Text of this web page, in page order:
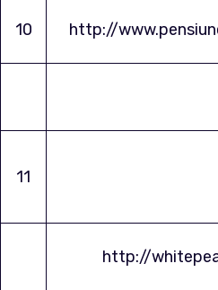
10 http://
11
http://